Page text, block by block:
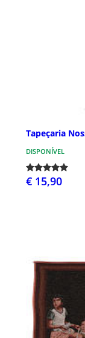
Tapeçaria
DISPONÍVEL
€ 15,90